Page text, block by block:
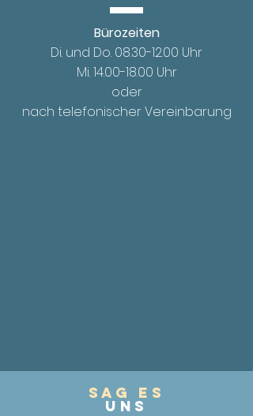
Bürozeiten
Di. und Do. 08.30-12.00 Uhr
Mi. 14.00-18.00 Uhr
oder
nach telefonischer Vereinbarung
Sag es
UnS